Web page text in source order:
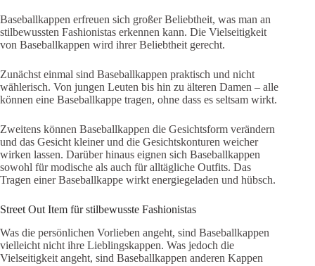
Baseballkappen erfreuen sich großer Beliebtheit, was man an
stilbewussten Fashionistas erkennen kann. Die Vielseitigkeit
von Baseballkappen wird ihrer Beliebtheit gerecht.
Zunächst einmal sind Baseballkappen praktisch und nicht
wählerisch. Von jungen Leuten bis hin zu älteren Damen – alle
können eine Baseballkappe tragen, ohne dass es seltsam wirkt.
Zweitens können Baseballkappen die Gesichtsform verändern
und das Gesicht kleiner und die Gesichtskonturen weicher
wirken lassen. Darüber hinaus eignen sich Baseballkappen
sowohl für modische als auch für alltägliche Outfits. Das
Tragen einer Baseballkappe wirkt energiegeladen und hübsch.
Street Out Item für stilbewusste Fashionistas
Was die persönlichen Vorlieben angeht, sind Baseballkappen
vielleicht nicht ihre Lieblingskappen. Was jedoch die
Vielseitigkeit angeht, sind Baseballkappen anderen Kappen